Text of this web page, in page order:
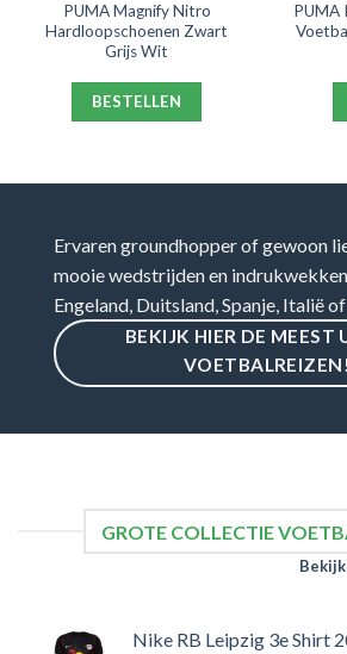
PUMA Magnify Nitro
Hardloopschoenen Zwart
Grijs Wit
BESTELLEN
PUMA
Ervaren groundhopper of gewoon
mooie wedstrijden en
Engeland, Duitsland, Spanje, Italië
BEKIJK HIER DE MEEST
VOETBALREIZEN!
GROTE COLLECTIE
Nike RB Leipzig 3e Shirt